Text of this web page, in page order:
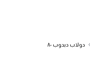
دولاب دبدوب ٨٠